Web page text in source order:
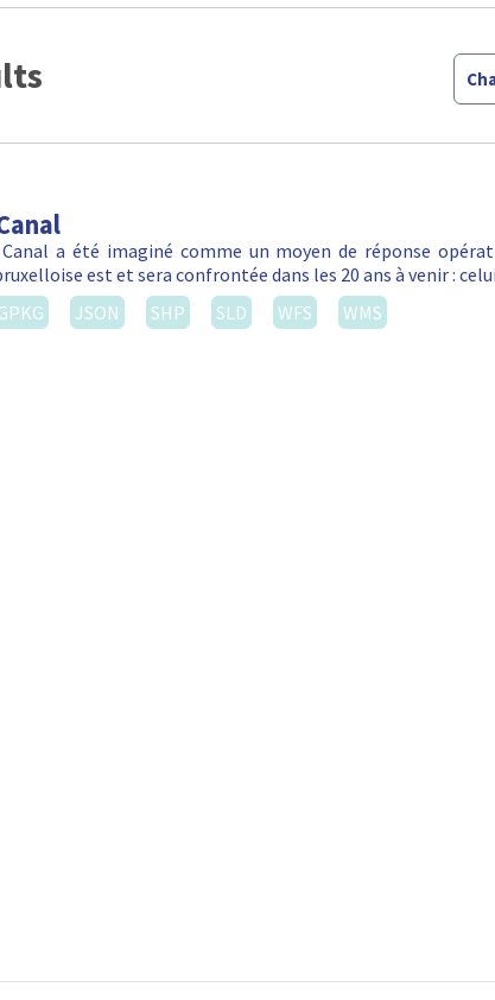
a été imaginé comme un moyen de réponse
est et sera confrontée dans les 20 ans à venir :
JSON SHP SLD WFS WMS